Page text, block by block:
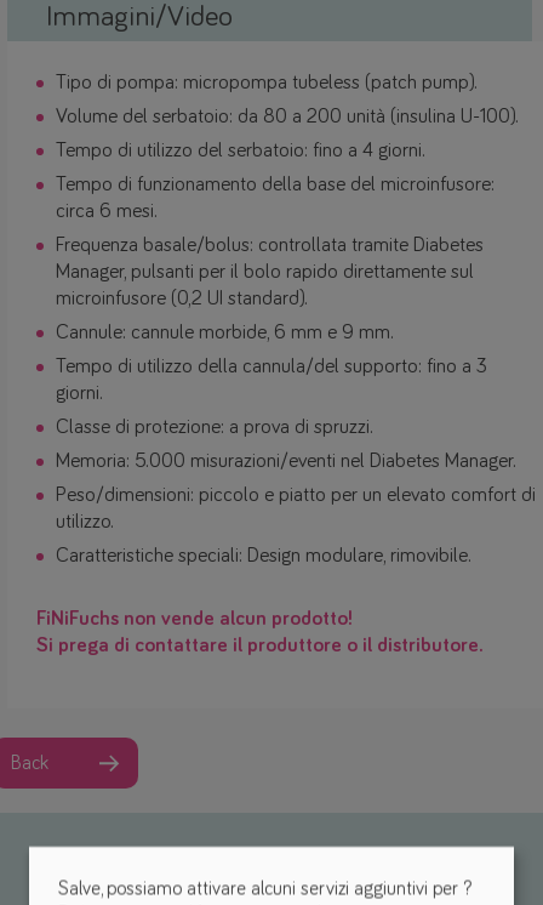
Immagini/Video
Tipo di pompa: micropompa tubeless (patch pump).
Volume del serbatoio: da 80 a 200 unità (insulina U-100).
Tempo di utilizzo del serbatoio: fino a 4 giorni.
Tempo di funzionamento della base del microinfusore:
circa 6 mesi.
Frequenza basale/bolus: controllata tramite Diabetes
Manager, pulsanti per il bolo rapido direttamente sul
microinfusore (0,2 UI standard).
Cannule: cannule morbide, 6 mm e 9 mm.
Tempo di utilizzo della cannula/del supporto: fino a 3
giorni.
Classe di protezione: a prova di spruzzi.
Memoria: 5.000 misurazioni/eventi nel Diabetes Manager.
Peso/dimensioni: piccolo e piatto per un elevato comfort di
utilizzo.
Caratteristiche speciali: Design modulare, rimovibile.
FiNiFuchs non vende alcun prodotto!
Si prega di contattare il produttore o il distributore.
Back
Salve, possiamo attivare alcuni servizi aggiuntivi per ?